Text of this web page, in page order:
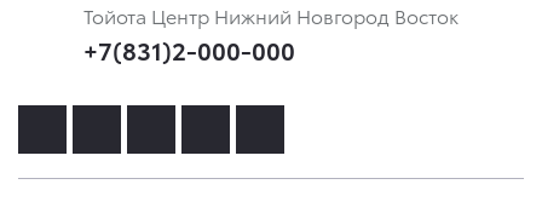
Тойота Центр Нижний Новгород Восток
+7(831)2-000-000